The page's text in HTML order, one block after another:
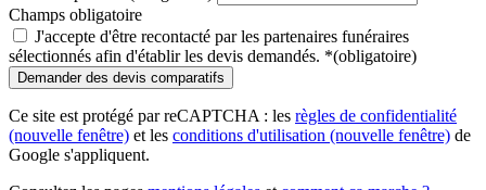
Champs obligatoire
J'accepte d'être recontacté par les partenaires funéraires
sélectionnés afin d'établir les devis demandés. *(obligatoire)
Ce site est protégé par reCAPTCHA : les règles de confidentialité
(nouvelle fenêtre) et les conditions d'utilisation (nouvelle fenêtre) de
Google s'appliquent.